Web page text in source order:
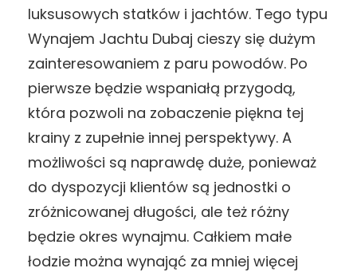
luksusowych statków i jachtów. Tego typu
Wynajem Jachtu Dubaj cieszy się dużym
zainteresowaniem z paru powodów. Po
pierwsze będzie wspaniałą przygodą,
która pozwoli na zobaczenie piękna tej
krainy z zupełnie innej perspektywy. A
możliwości są naprawdę duże, ponieważ
do dyspozycji klientów są jednostki o
zróżnicowanej długości, ale też różny
będzie okres wynajmu. Całkiem małe
łodzie można wynająć za mniej więcej